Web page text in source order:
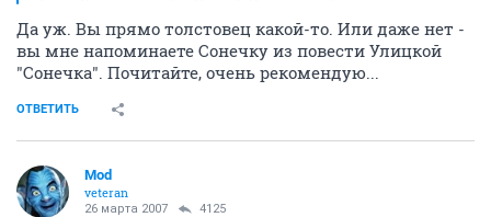
Да уж. Вы прямо толстовец какой-то. Или даже нет -
вы мне напоминаете Сонечку из повести Улицкой
"Сонечка". Почитайте, очень рекомендую...
ОТВЕТИТЬ
Mod
veteran
26 марта 2007 4125